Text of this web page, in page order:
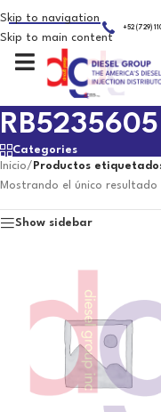
Skip to navigation
Skip to main content
+52 (729)
RB5235605
Categories
Inicio/ Productos
Mostrando el único resultado
Show sidebar